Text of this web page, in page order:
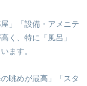
」「設備・アメニテ
く、特に「風呂」
ます。
眺めが最高」「スタ